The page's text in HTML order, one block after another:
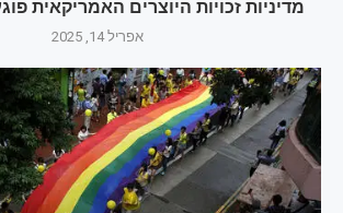
מדיניות זכויות היוצרים האמריקאית
אפריל 14, 2025